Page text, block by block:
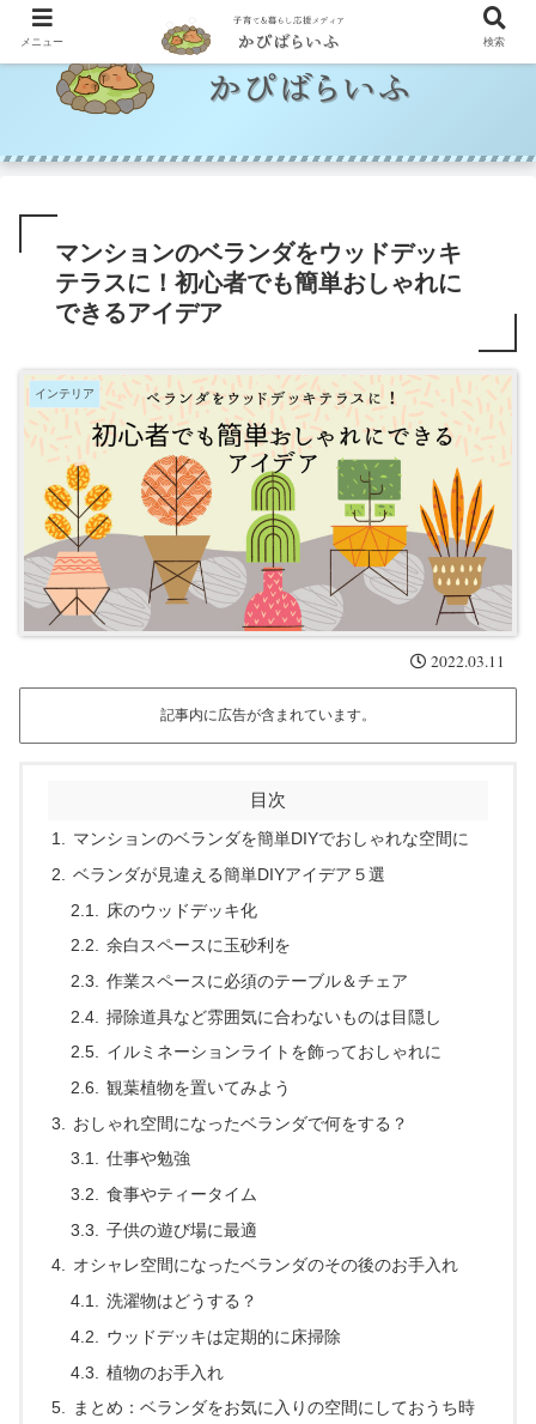
マンションのベランダをウッドデッキ
テラスに！初心者でも簡単おしゃれに
できるアイデア
インテリア
2022.03.11
記事内に広告が含まれています。
目次
マンションのベランダを簡単DIYでおしゃれな空間に
ベランダが見違える簡単DIYアイデア５選
床のウッドデッキ化
余白スペースに玉砂利を
作業スペースに必須のテーブル＆チェア
掃除道具など雰囲気に合わないものは目隠し
イルミネーションライトを飾っておしゃれに
観葉植物を置いてみよう
おしゃれ空間になったベランダで何をする？
仕事や勉強
食事やティータイム
子供の遊び場に最適
オシャレ空間になったベランダのその後のお手入れ
洗濯物はどうする？
ウッドデッキは定期的に床掃除
植物のお手入れ
まとめ：ベランダをお気に入りの空間にしておうち時
メニュー 検索